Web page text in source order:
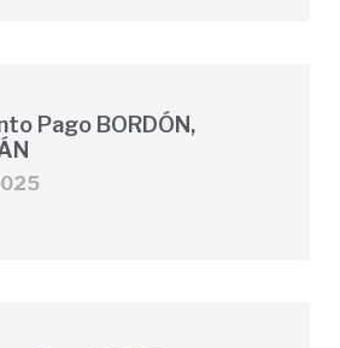
Pago BORDÓN,